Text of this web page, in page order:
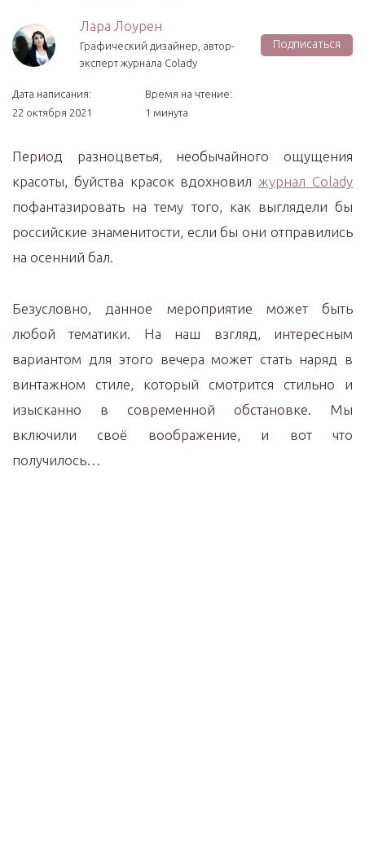
Лара Лоурен
Графический дизайнер, автор-
эксперт журнала Colady
Подписаться
Дата написания:
22 октября 2021
Время на чтение:
1 минута
Период разноцветья, необычайного ощущения
красоты, буйства красок вдохновил журнал Соlady
пофантазировать на тему того, как выглядели бы
российские знаменитости, если бы они отправились
на осенний бал.
Безусловно, данное мероприятие может быть
любой тематики. На наш взгляд, интересным
вариантом для этого вечера может стать наряд в
винтажном стиле, который смотрится стильно и
изысканно в современной обстановке. Мы
включили своё воображение, и вот что
получилось…